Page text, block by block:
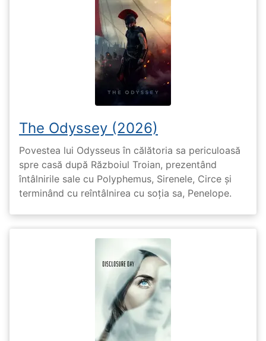
The Odyssey (2026)
Povestea lui Odysseus în călătoria sa periculoasă
spre casă după Războiul Troian, prezentând
întâlnirile sale cu Polyphemus, Sirenele, Circe și
terminând cu reîntâlnirea cu soția sa, Penelope.